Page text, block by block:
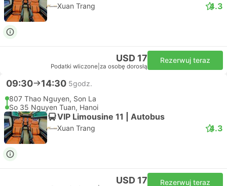
Xuan Trang 4.3
USD 17
Podatki wliczone za osobę dorosłą
Rezerwuj teraz
09:30 14:30 5godz.
807 Thao Nguyen, Son La
So 35 Nguyen Tuan, Hanoi
VIP Limousine 11 | Autobus
Xuan Trang 4.3
USD 17 Rezerwuj teraz